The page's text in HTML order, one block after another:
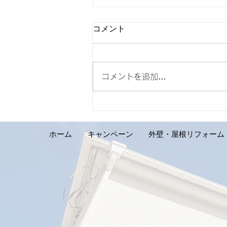
ご紹介です。札幌市手稲区 S
様邸】
コメント
コメントを追加…
ホーム キャンペーン 外壁・屋根リフォーム